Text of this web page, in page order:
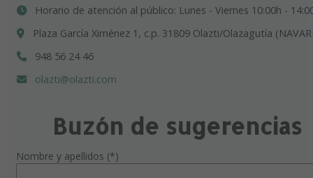
Horario de atención al público: Lunes - Viernes 10:00h -
Plaza García Ximénez 1, c.p. 31809 Olazti/Olazagutía
948 56 24 46
olazti@olazti.com
Buzón de sugerencias
Nombre y apellidos (*)